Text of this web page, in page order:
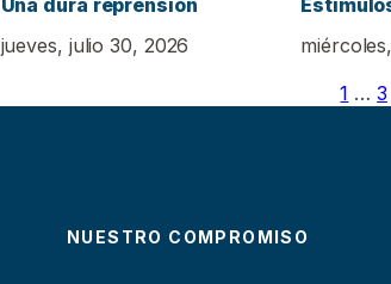
Una dura reprensión
jueves, julio 30, 2026
1 … 3
NUESTRO COMPROMISO